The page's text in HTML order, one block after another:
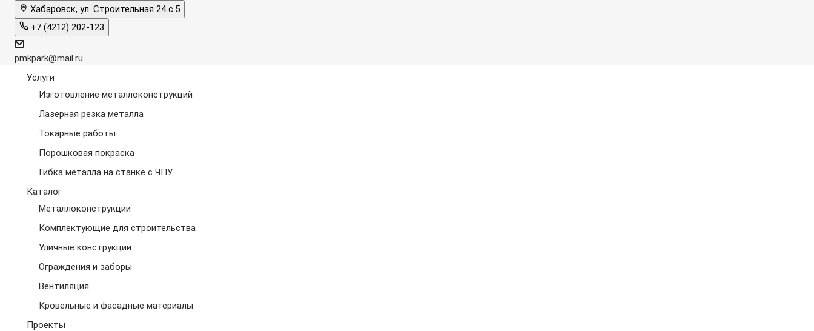
Хабаровск, ул. Строительная 24 с.5
+7 (4212) 202-123
pmkpark@mail.ru
Услуги
Изготовление металлоконструкций
Лазерная резка металла
Токарные работы
Порошковая покраска
Гибка металла на станке с ЧПУ
Каталог
Металлоконструкции
Комплектующие для строительства
Уличные конструкции
Ограждения и заборы
Вентиляция
Кровельные и фасадные материалы
Проекты